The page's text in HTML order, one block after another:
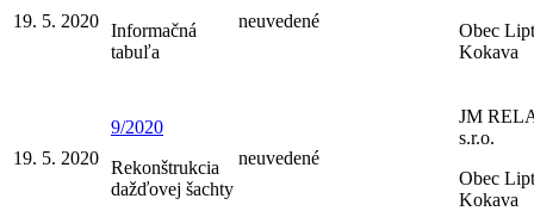
19. 5. 2020 Informačná
tabuľa
neuvedené
Obec
Kokava
19. 5. 2020
9/2020
Rekonštrukcia
dažďovej šachty
neuvedené
JM
s.r.o.
Obec
Kokava